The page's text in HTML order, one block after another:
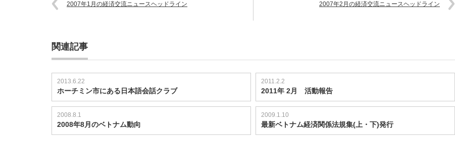
2007年1月の経済交流ニュースヘッドライン 2007年2月の経済交流ニュースヘッドライン
関連記事
2013.6.22
ホーチミン市にある日本語会話クラブ
2011.2.2
2011年 2月 活動報告
2008.8.1
2008年8月のベトナム動向
2009.1.10
最新ベトナム経済関係法規集(上・下)発行